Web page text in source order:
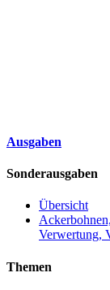
Ausgaben
Sonderausgaben
Übersicht
Verwertung,
Themen